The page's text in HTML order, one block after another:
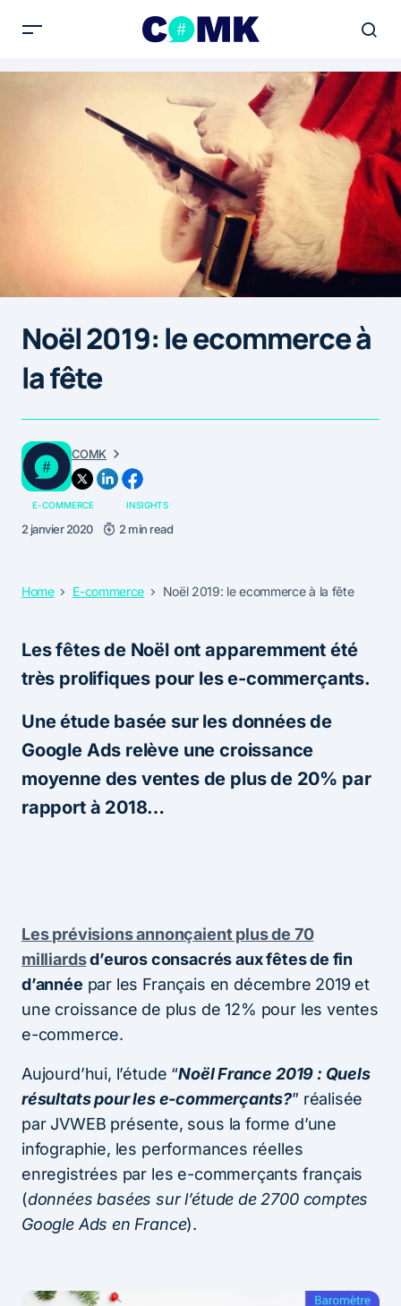
Noël 2019: le ecommerce à
la fête
COMK
E-COMMERCE INSIGHTS
2 janvier 2020 2 min read
Home E-commerce Noël 2019: le ecommerce à la fête
Les fêtes de Noël ont apparemment été
très prolifiques pour les e-commerçants.
Une étude basée sur les données de
Google Ads relève une croissance
moyenne des ventes de plus de 20% par
rapport à 2018…
Les prévisions annonçaient plus de 70
milliardsd’euros consacrés aux fêtes de fin
d’année par les Français en décembre 2019 et
une croissance de plus de 12% pour les ventes
e-commerce.
Aujourd’hui, l’étude “Noël France 2019 : Quels
résultats pour les e-commerçants?” réalisée
par JVWEB présente, sous la forme d’une
infographie, les performances réelles
enregistrées par les e-commerçants français
(données basées sur l’étude de 2700 comptes
Google Ads en France).